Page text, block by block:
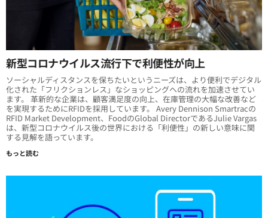
新型コロナウイルス流行下で利便性が向上
ソーシャルディスタンスを保ちたいというニーズは、より便利でデジタル
化された「フリクションレス」なショッピングへの流れを加速させてい
ます。 革新的な企業は、顧客満足度の向上、在庫管理の大幅な改善など
を実現するためにRFIDを採用しています。 Avery Dennison Smartracの
RFID Market Development、FoodのGlobal DirectorであるJulie Vargas
は、新型コロナウイルス後の世界における「利便性」の新しい意味に関
する見解を語っています。
もっと読む